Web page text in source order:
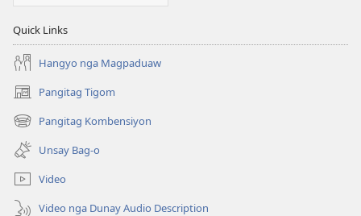
Quick Links
Hangyo nga Magpaduaw
Pangitag Tigom
(mo-
open
ug
bag-
ong
window)
Pangitag Kombensiyon
(mo-
open
ug
bag-
ong
window)
Unsay Bag-o
Video
Video nga Dunay Audio Description